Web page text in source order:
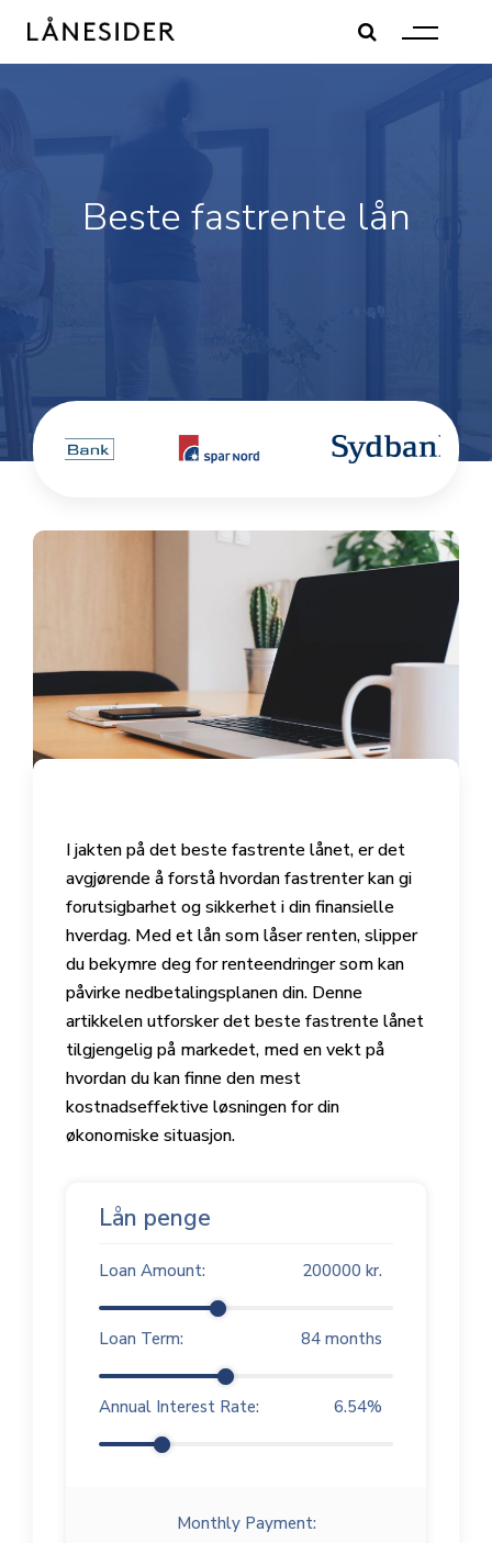
content
Beste fastrente lån
I jakten på det beste fastrente lånet, er det
avgjørende å forstå hvordan fastrenter kan gi
forutsigbarhet og sikkerhet i din finansielle
hverdag. Med et lån som låser renten, slipper
du bekymre deg for renteendringer som kan
påvirke nedbetalingsplanen din. Denne
artikkelen utforsker det beste fastrente lånet
tilgjengelig på markedet, med en vekt på
hvordan du kan finne den mest
kostnadseffektive løsningen for din
økonomiske situasjon.
Lån penge
Loan Amount: 200000 kr.
Loan Term: 84 months
Annual Interest Rate: 6.54%
Monthly Payment: